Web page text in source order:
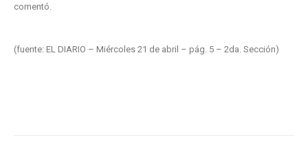
comentó.
(fuente: EL DIARIO – Miércoles 21 de abril – pág. 5 – 2da. Sección)